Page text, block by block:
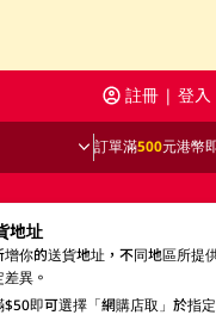
註冊 | 登入
訂單滿500元港幣
地址
增你的送貨地址，不同地區所提
異。
$50即可選擇「網購店取」於指